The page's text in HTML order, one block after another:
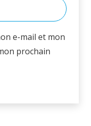
e-mail et mon
prochain